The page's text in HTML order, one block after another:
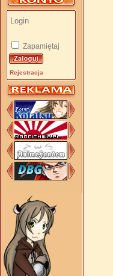
Zapamiętaj
Rejestracja